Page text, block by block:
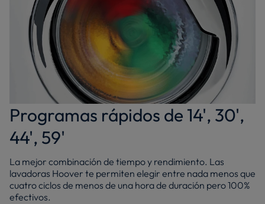
Programas rápidos de 14', 30',
44', 59'
La mejor combinación de tiempo y rendimiento. Las
lavadoras Hoover te permiten elegir entre nada menos que
cuatro ciclos de menos de una hora de duración pero 100%
efectivos.